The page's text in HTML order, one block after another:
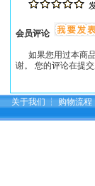
会员评论
如果您用过本商品
谢。 您的评论在提
关于我们 ┆ 购物流程